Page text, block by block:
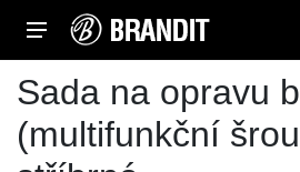
Sada na opravu
(multifunkční